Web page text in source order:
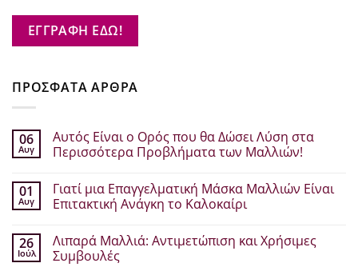
ΕΓΓΡΑΦΗ ΕΔΩ!
ΠΡΟΣΦΑΤΑ ΑΡΘΡΑ
06
Αυγ
Αυτός Είναι ο Ορός που θα Δώσει Λύση στα
Περισσότερα Προβλήματα των Μαλλιών!
σχόλια
στο
Αυτός
Ορός
που
θα
01
Αυγ
Γιατί μια Επαγγελματική Μάσκα Μαλλιών Είναι
Επιτακτική Ανάγκη το Καλοκαίρι
σχόλια
στο
Γιατί
26
Ιούλ
Λιπαρά Μαλλιά: Αντιμετώπιση και Χρήσιμες
Συμβουλές